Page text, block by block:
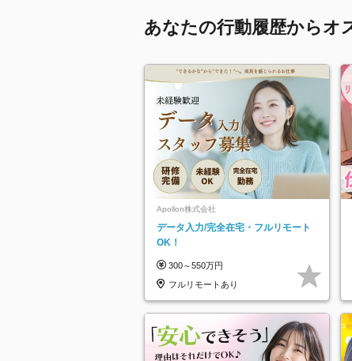
あなたの行動履歴からオ
Apollon株式会社
データ入力/完全在宅・フルリモート
OK！
300～550万円
フルリモートあり